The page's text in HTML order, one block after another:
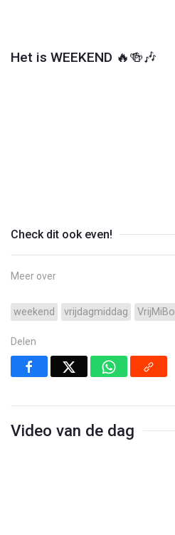
Het is WEEKEND 🔥🍻🎶
Check dit ook even!
Meer over
weekend vrijdagmiddag VrijMiBo
Delen
Video van de dag